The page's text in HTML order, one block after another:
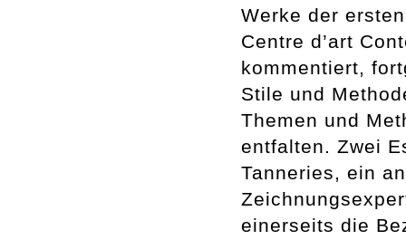
Werke der
Centre d’art
kommentiert,
Stile und
Themen und
entfalten. Zwei
Tanneries, ein
einerseits die